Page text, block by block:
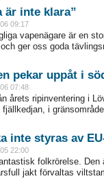
är inte klara”
09:17
vapenägare är en
ger oss goda
pekar uppåt i
07:48
årets ripinventering i
i
inte styras av
22:00
folkrörelse.
jakt förvaltas